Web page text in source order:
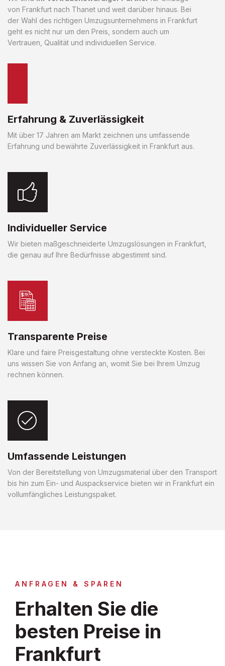
von Frankfurt nach Thanet und weit darüber hinaus. Bei
der Wahl des richtigen Umzugsunternehmens in Frankfurt
geht es nicht nur um den Preis, sondern auch um
Vertrauen, Qualität und individuellen Service.
Erfahrung & Zuverlässigkeit
Mit über 17 Jahren am Markt zeichnen uns umfassende
Erfahrung und bewährte Zuverlässigkeit in Frankfurt aus.
Individueller Service
Wir bieten maßgeschneiderte Umzugslösungen in Frankfurt,
die genau auf Ihre Bedürfnisse abgestimmt sind.
Transparente Preise
Klare und faire Preisgestaltung ohne versteckte Kosten. Bei
uns wissen Sie von Anfang an, womit Sie bei Ihrem Umzug
rechnen können.
Umfassende Leistungen
Von der Bereitstellung von Umzugsmaterial über den Transport
bis hin zum Ein- und Auspackservice bieten wir in Frankfurt ein
vollumfängliches Leistungspaket.
ANFRAGEN & SPAREN
Erhalten Sie die
besten Preise in
Frankfurt